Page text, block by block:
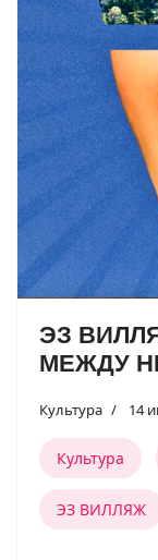
ЭЗ
МЕЖДУ
Культура 14
Культура
ЭЗ ВИЛЛЯЖ